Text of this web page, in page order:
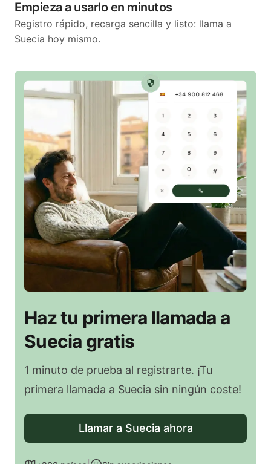
Empieza a usarlo en minutos
Registro rápido, recarga sencilla y listo: llama a
Suecia hoy mismo.
Haz tu primera llamada a
Suecia gratis
1 minuto de prueba al registrarte. ¡Tu
primera llamada a Suecia sin ningún coste!
Llamar a Suecia ahora